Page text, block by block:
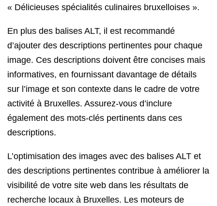
« Délicieuses spécialités culinaires bruxelloises ».
En plus des balises ALT, il est recommandé
d’ajouter des descriptions pertinentes pour chaque
image. Ces descriptions doivent être concises mais
informatives, en fournissant davantage de détails
sur l’image et son contexte dans le cadre de votre
activité à Bruxelles. Assurez-vous d’inclure
également des mots-clés pertinents dans ces
descriptions.
L’optimisation des images avec des balises ALT et
des descriptions pertinentes contribue à améliorer la
visibilité de votre site web dans les résultats de
recherche locaux à Bruxelles. Les moteurs de